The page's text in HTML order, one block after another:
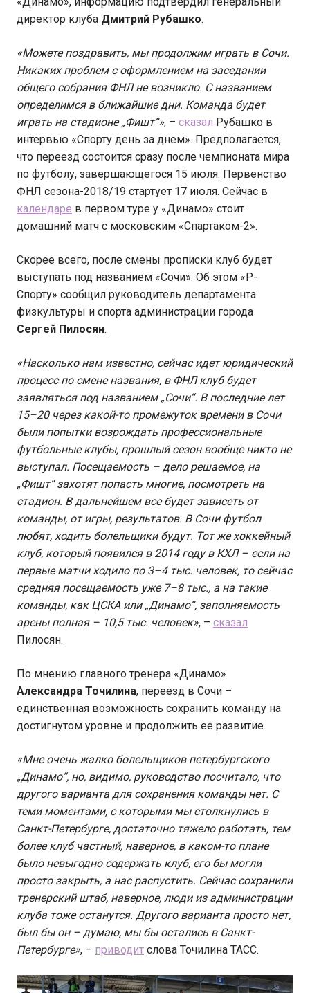
директор клуба Дмитрий Рубашко.
«Можете поздравить, мы продолжим играть в Сочи.
Никаких проблем с оформлением на заседании
общего собрания ФНЛ не возникло. С названием
определимся в ближайшие дни. Команда будет
играть на стадионе „Фишт“», – сказал Рубашко в
интервью «Спорту день за днем». Предполагается,
что переезд состоится сразу после чемпионата мира
по футболу, завершающегося 15 июля. Первенство
ФНЛ сезона-2018/19 стартует 17 июля. Сейчас в
календаре в первом туре у «Динамо» стоит
домашний матч с московским «Спартаком-2».
Скорее всего, после смены прописки клуб будет
выступать под названием «Сочи». Об этом «Р-
Спорту» сообщил руководитель департамента
физкультуры и спорта администрации города
Сергей Пилосян.
«Насколько нам известно, сейчас идет юридический
процесс по смене названия, в ФНЛ клуб будет
заявляться под названием „Сочи“. В последние лет
15–20 через какой-то промежуток времени в Сочи
были попытки возрождать профессиональные
футбольные клубы, прошлый сезон вообще никто не
выступал. Посещаемость – дело решаемое, на
„Фишт“ захотят попасть многие, посмотреть на
стадион. В дальнейшем все будет зависеть от
команды, от игры, результатов. В Сочи футбол
любят, ходить болельщики будут. Тот же хоккейный
клуб, который появился в 2014 году в КХЛ – если на
первые матчи ходило по 3–4 тыс. человек, то сейчас
средняя посещаемость уже 7–8 тыс., а на такие
команды, как ЦСКА или „Динамо“, заполняемость
арены полная – 10,5 тыс. человек», – сказал
Пилосян.
По мнению главного тренера «Динамо»
Александра Точилина, переезд в Сочи –
единственная возможность сохранить команду на
достигнутом уровне и продолжить ее развитие.
«Мне очень жалко болельщиков петербургского
„Динамо“, но, видимо, руководство посчитало, что
другого варианта для сохранения команды нет. С
теми моментами, с которыми мы столкнулись в
Санкт-Петербурге, достаточно тяжело работать, тем
более клуб частный, наверное, в каком-то плане
было невыгодно содержать клуб, его бы могли
просто закрыть, а нас распустить. Сейчас сохранили
тренерский штаб, наверное, люди из администрации
клуба тоже останутся. Другого варианта просто нет,
был бы он – думаю, мы бы остались в Санкт-
Петербурге», – приводит слова Точилина ТАСС.